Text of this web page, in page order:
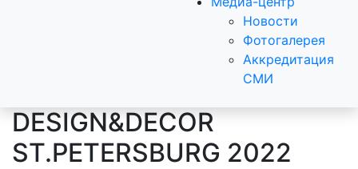
Новости
Фотогалерея
Аккредитация
СМИ
DESIGN&DECOR
ST.PETERSBURG 2022